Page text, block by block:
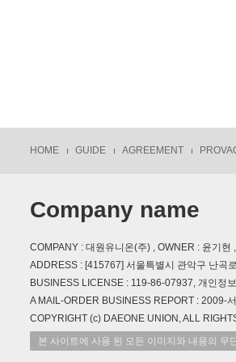
HOME GUIDE AGREEMENT
Company name
COMPANY : 대원유니온(주) , OWNER : 윤기
ADDRESS : [415767] 서울특별시 관악구 난곡
BUSINESS LICENSE : 119-86-07937, 개인정
A MAIL-ORDER BUSINESS REPORT : 2009-
COPYRIGHT (c) DAEONE UNION, ALL
본 사이트에 사용 된 모든 이미지와 내용의